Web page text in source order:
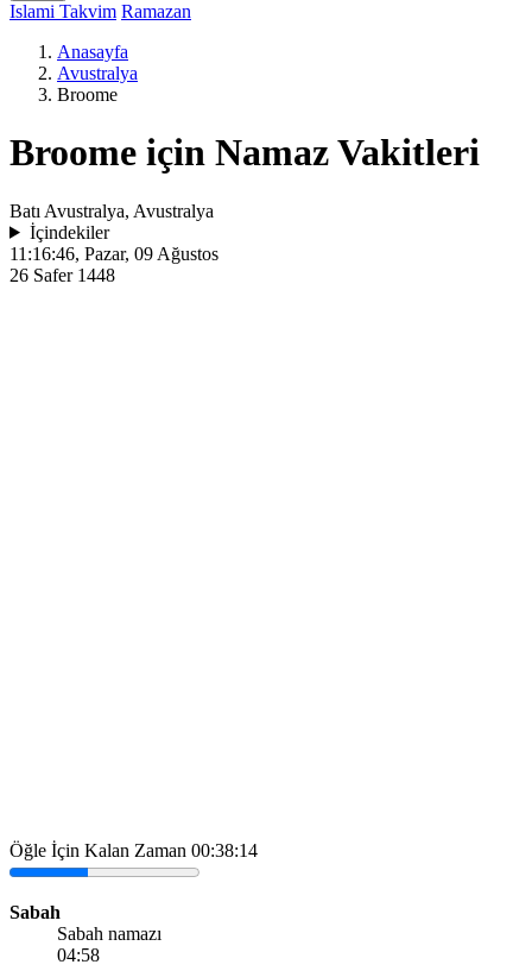
Islami Takvim Ramazan
Anasayfa
Avustralya
Broome
Broome için Namaz Vakitleri
Batı Avustralya, Avustralya
İçindekiler
11:16:46, Pazar, 09 Ağustos
26 Safer 1448
Öğle İçin Kalan Zaman 00:38:14
Sabah
Sabah namazı
04:58